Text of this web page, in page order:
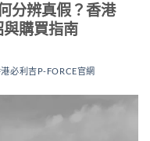
分辨真假？香港
購買指南
必利吉P-FORCE官網